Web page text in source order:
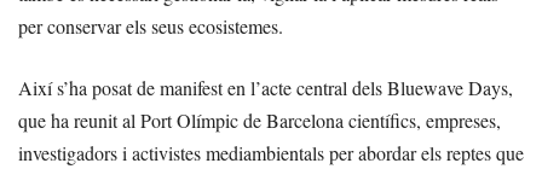
per conservar els seus ecosistemes.
Així s’ha posat de manifest en l’acte central dels Bluewave Days,
que ha reunit al Port Olímpic de Barcelona científics, empreses,
investigadors i activistes mediambientals per abordar els reptes que